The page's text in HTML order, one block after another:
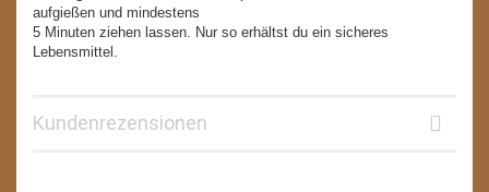
aufgießen und mindestens
5 Minuten ziehen lassen. Nur so erhältst du ein sicheres
Lebensmittel.
Kundenrezensionen